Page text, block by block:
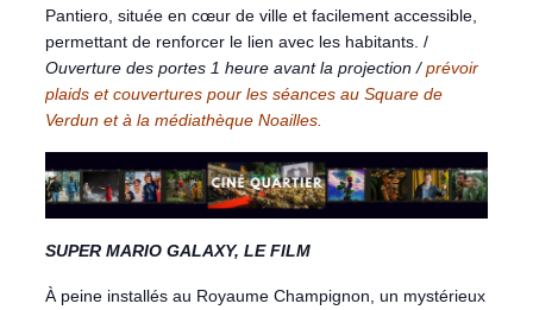
Pantiero, située en cœur de ville et facilement accessible,
permettant de renforcer le lien avec les habitants. /
Ouverture des portes 1 heure avant la projection /prévoir
plaids et couvertures pour les séances au Square de
Verdun et à la médiathèque Noailles.
SUPER MARIO GALAXY, LE FILM
À peine installés au Royaume Champignon, un mystérieux